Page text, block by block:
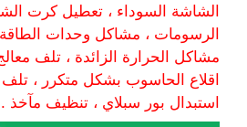
الشاشة السوداء ، تعطيل كرت
الرسومات ، مشاكل وحدات الطاقة
مشاكل الحرارة الزائدة ، تلف
اقلاع الحاسوب بشكل متكرر ، تلف
استبدال بور سبلاي ، تنظيف مآخذ